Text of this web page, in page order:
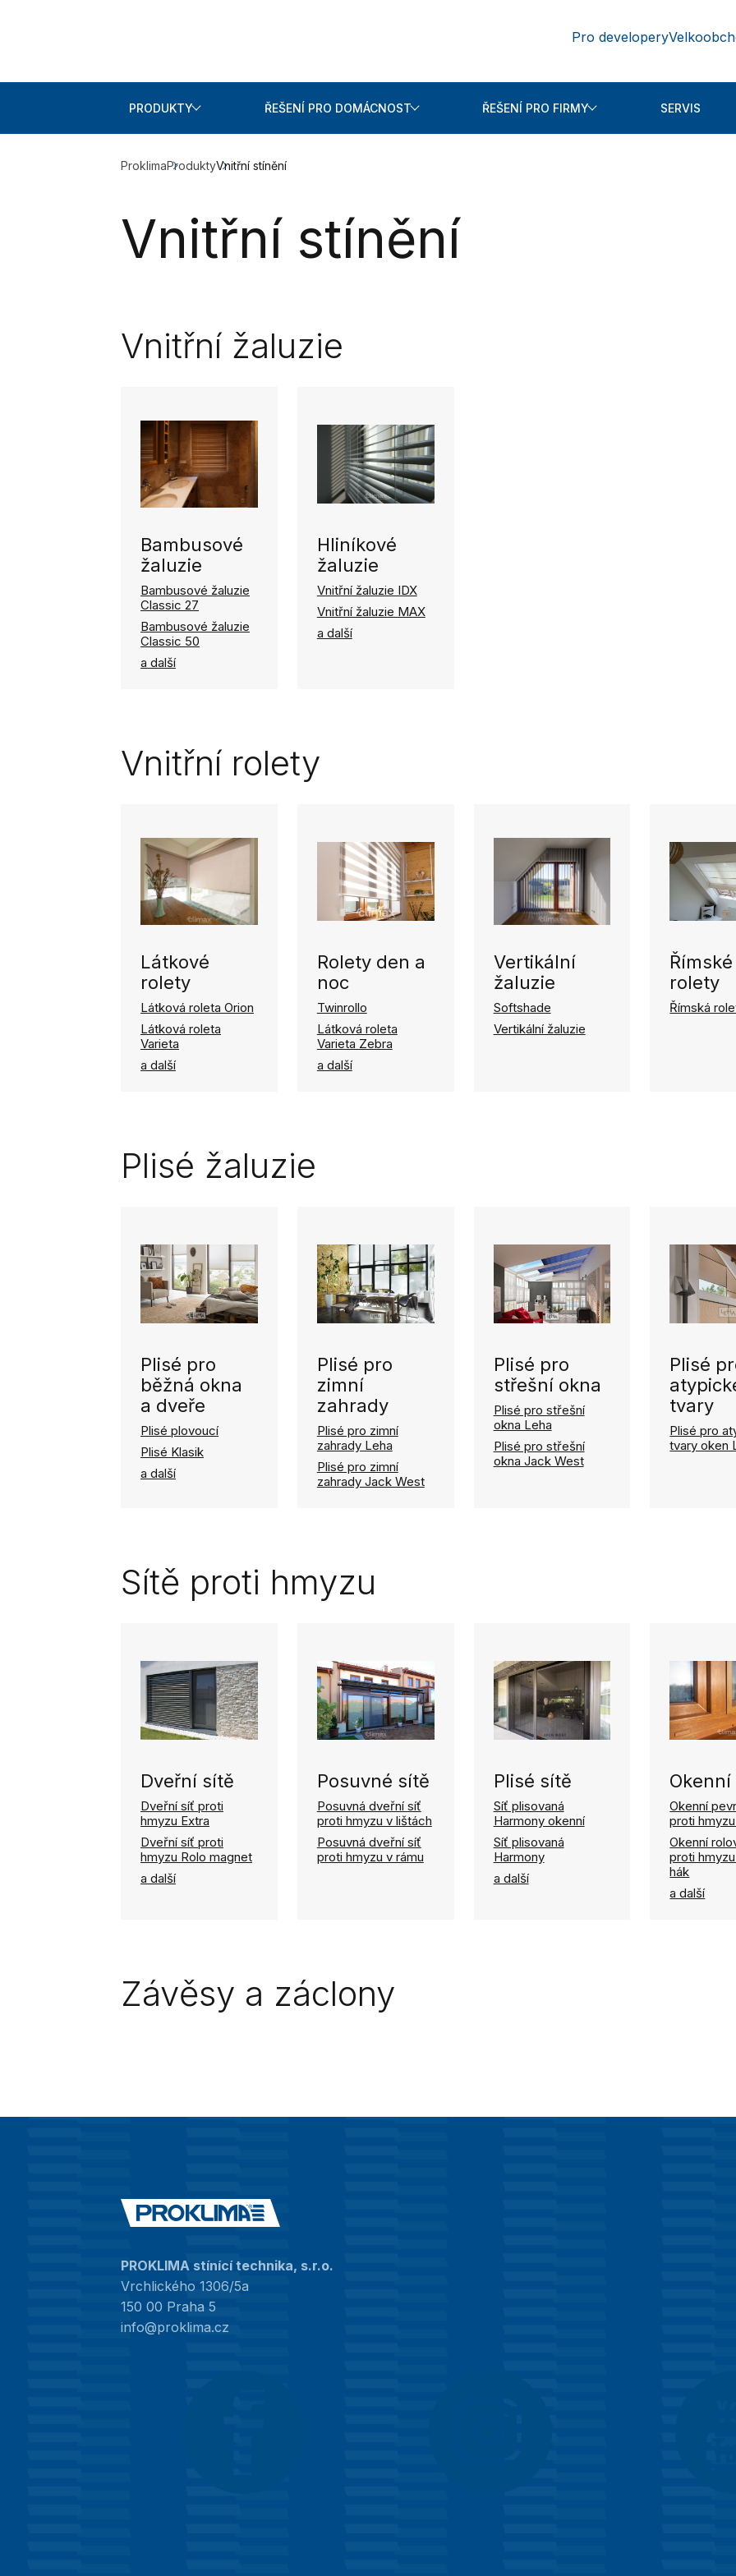
Pro developery
PRODUKTY ŘEŠENÍ PRO DOMÁCNOST ŘEŠENÍ PRO FIRMY SERVIS
ProklimaProduktyVnitřní stínění
Vnitřní stínění
Vnitřní žaluzie
Bambusové
žaluzie
Bambusové žaluzie
Classic 27
Bambusové žaluzie
Classic 50
a další
Hliníkové
žaluzie
Vnitřní žaluzie IDX
Vnitřní žaluzie MAX
a další
Vnitřní rolety
Látkové
rolety
Látková roleta Orion
Látková roleta
Varieta
a další
Rolety den a
noc
Twinrollo
Látková roleta
Varieta Zebra
a další
Vertikální
žaluzie
Softshade
Vertikální žaluzie
Římské
rolety
Římská
Plisé žaluzie
Plisé pro
běžná okna
a dveře
Plisé plovoucí
Plisé Klasik
a další
Plisé pro
zimní
zahrady
Plisé pro zimní
zahrady Leha
Plisé pro zimní
zahrady Jack West
Plisé pro
střešní okna
Plisé pro střešní
okna Leha
Plisé pro střešní
okna Jack West
Plisé
tvary
Plisé pro
tvary oken
Sítě proti hmyzu
Dveřní sítě
Dveřní síť proti
hmyzu Extra
Dveřní síť proti
hmyzu Rolo magnet
a další
Posuvné sítě
Posuvná dveřní síť
proti hmyzu v lištách
Posuvná dveřní síť
proti hmyzu v rámu
Plisé sítě
Síť plisovaná
Harmony okenní
Síť plisovaná
Harmony
a další
Okenní
proti
Okenní
proti
hák
a další
Závěsy a záclony
PROKLIMA stínící technika, s.r.o.
Vrchlického 1306/5a
150 00 Praha 5
info@proklima.cz